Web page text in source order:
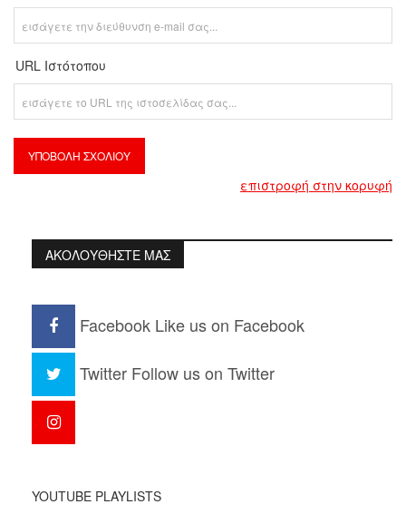
URL Ιστότοπου
επιστροφή στην κορυφή
ΑΚΟΛΟΥΘΗΣΤΕ ΜΑΣ
Facebook Like us on Facebook
Twitter Follow us on Twitter
YOUTUBE PLAYLISTS